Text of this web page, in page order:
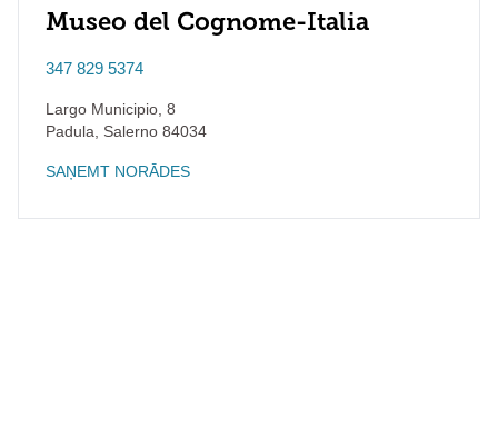
Museo del Cognome-Italia
347 829 5374
Largo Municipio, 8
Padula
Salerno 84034
SAŅEMT NORĀDES